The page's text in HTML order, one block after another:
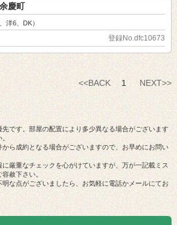
慶町
洋6、DK）
登録No.dfc10673
<<BACK1NEXT>>
です。部屋の配置により多少異なる場合がございます
。
ら成約となる場合がございますので、お早めにお問い
厳重なチェックを心がけていますが、万が一記載ミス
容赦下さい。
な点がございましたら、お気軽に電話かメールにてお